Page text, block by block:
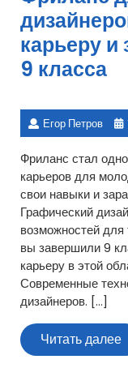
карьеру и
9 класса
Егор Петров
Фриланс стал
карьеров для
свои навыки и
Графический
возможностей
вы завершили 9
карьеру в этой
Современные
дизайнеров. […]
Читать далее